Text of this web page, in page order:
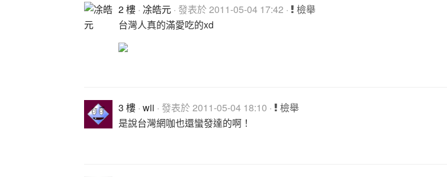
2 樓 · 凃皓元 · 發表於 2011-05-04 17:42 ·
檢舉
台灣人真的滿愛吃的xd
3 樓 · wii · 發表於 2011-05-04 18:10 ·
檢舉
是說台灣網咖也還蠻發達的啊！